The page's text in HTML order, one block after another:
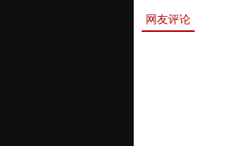
网友评论